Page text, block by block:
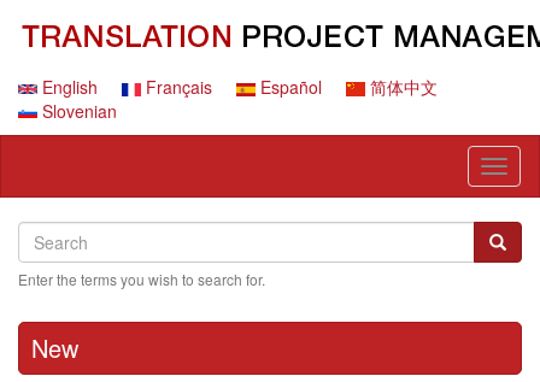
contentEnglish Français Español
简体中文
Slovenian
Search
Search
Enter the terms you wish to search for.
New